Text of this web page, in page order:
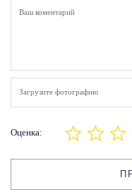
Загрузите фотографию
Оценка: